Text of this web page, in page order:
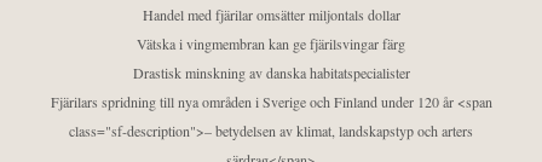
Handel med fjärilar omsätter miljontals dollar
Vätska i vingmembran kan ge fjärilsvingar färg
Drastisk minskning av danska habitatspecialister
Fjärilars spridning till nya områden i Sverige och Finland under 120 år <span
class="sf-description">– betydelsen av klimat, landskapstyp och arters